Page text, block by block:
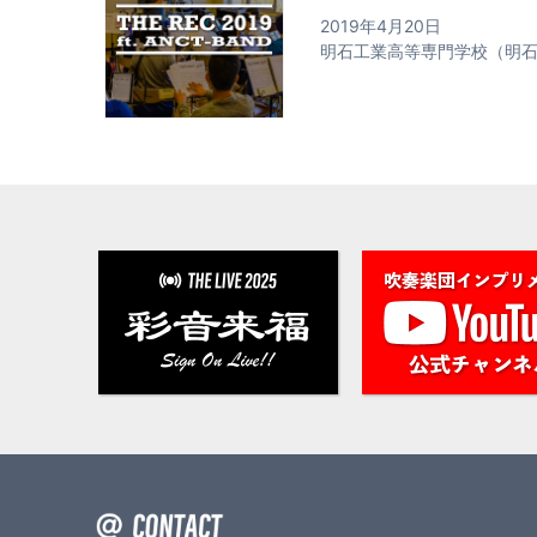
2019年4月20日
明石工業高等専門学校（明